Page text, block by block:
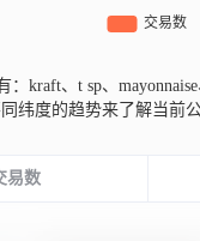
kraft、t sp、
纬度的趋势来了解当前
易数